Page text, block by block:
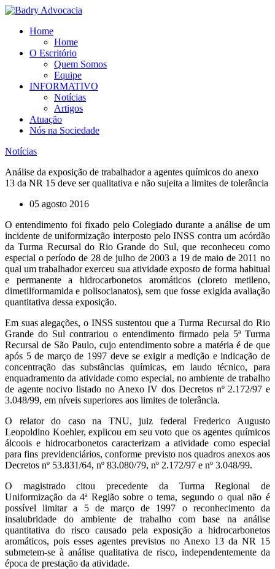
Ir
Home
Home
O Escritório
Quem Somos
Equipe
INFORMATIVO
Notícias
Artigos
Atuação
Nós na Sociedade
Notícias
Análise da exposição de trabalhador a agentes químicos do anexo
13 da NR 15 deve ser qualitativa e não sujeita a limites de tolerância
05 agosto 2016
O entendimento foi fixado pelo Colegiado durante a análise de um
incidente de uniformização interposto pelo INSS contra um acórdão
da Turma Recursal do Rio Grande do Sul, que reconheceu como
especial o período de 28 de julho de 2003 a 19 de maio de 2011 no
qual um trabalhador exerceu sua atividade exposto de forma habitual
e permanente a hidrocarbonetos aromáticos (cloreto metileno,
dimetilformamida e polisocianatos), sem que fosse exigida avaliação
quantitativa dessa exposição.
Em suas alegações, o INSS sustentou que a Turma Recursal do Rio
Grande do Sul contrariou o entendimento firmado pela 5ª Turma
Recursal de São Paulo, cujo entendimento sobre a matéria é de que
após 5 de março de 1997 deve se exigir a medição e indicação de
concentração das substâncias químicas, em laudo técnico, para
enquadramento da atividade como especial, no ambiente de trabalho
de agente nocivo listado no Anexo IV dos Decretos nº 2.172/97 e
3.048/99, em níveis superiores aos limites de tolerância.
O relator do caso na TNU, juiz federal Frederico Augusto
Leopoldino Koehler, explicou em seu voto que os agentes químicos
álcoois e hidrocarbonetos caracterizam a atividade como especial
para fins previdenciários, conforme previsto nos quadros anexos aos
Decretos nº 53.831/64, nº 83.080/79, nº 2.172/97 e nº 3.048/99.
O magistrado citou precedente da Turma Regional de
Uniformização da 4ª Região sobre o tema, segundo o qual não é
possível limitar a 5 de março de 1997 o reconhecimento da
insalubridade do ambiente de trabalho com base na análise
quantitativa do risco causado pela exposição a hidrocarbonetos
aromáticos, pois esses agentes previstos no Anexo 13 da NR 15
submetem-se à análise qualitativa de risco, independentemente da
época de prestação da atividade.